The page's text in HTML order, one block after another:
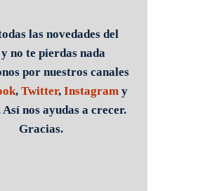
las novedades del
no te pierdas nada
por nuestros canales
, Twitter, Instagram y
Así nos ayudas a crecer.
Gracias.